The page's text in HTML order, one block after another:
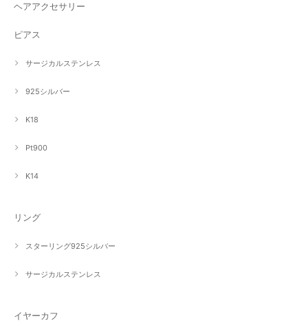
ヘアアクセサリー
ピアス
サージカルステンレス
925シルバー
K18
Pt900
K14
リング
スターリング925シルバー
サージカルステンレス
イヤーカフ